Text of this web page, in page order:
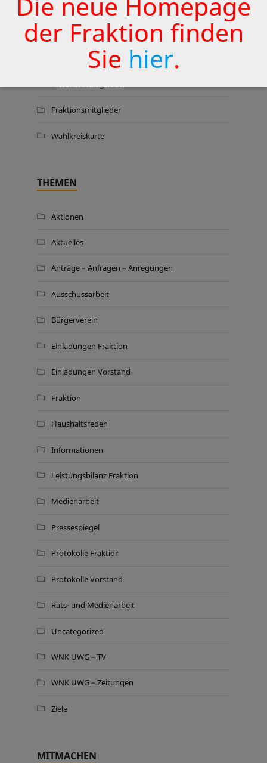
WER WIR SIND …
Vorstandsmitglieder
Fraktionsmitglieder
Wahlkreiskarte
THEMEN
Aktionen
Aktuelles
Anträge – Anfragen – Anregungen
Ausschussarbeit
Bürgerverein
Einladungen Fraktion
Einladungen Vorstand
Fraktion
Haushaltsreden
Informationen
Leistungsbilanz Fraktion
Medienarbeit
Pressespiegel
Protokolle Fraktion
Protokolle Vorstand
Rats- und Medienarbeit
Uncategorized
WNK UWG – TV
WNK UWG – Zeitungen
Ziele
MITMACHEN
der Fraktion finden
Sie hier.